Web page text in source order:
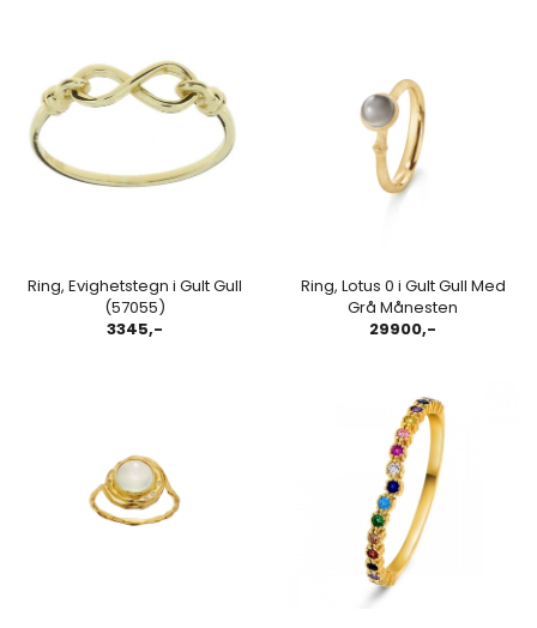
Ring, Evighetstegn i Gult Gull
(57055)
3345,-
Ring, Lotus 0 i Gult Gull Med
Grå Månesten
29900,-